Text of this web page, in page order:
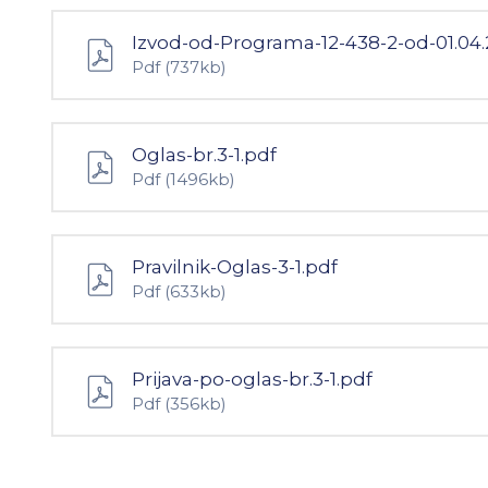
Izvod-od-Programa-12-438-2-od-
Pdf (737kb)
Oglas-br.3-1.pdf
Pdf (1496kb)
Pravilnik-Oglas-3-1.pdf
Pdf (633kb)
Prijava-po-oglas-br.3-1.pdf
Pdf (356kb)